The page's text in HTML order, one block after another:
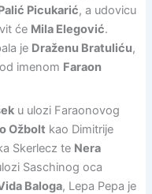
Picukarić, a udovicu
će Mila Elegović.
je Draženu Bratuliću,
imenom Faraon
u ulozi Faraonovog
Ožbolt kao Dimitrije
Skerlecz te Nera
Saschinog oca
Baloga, Lepa Pepa je